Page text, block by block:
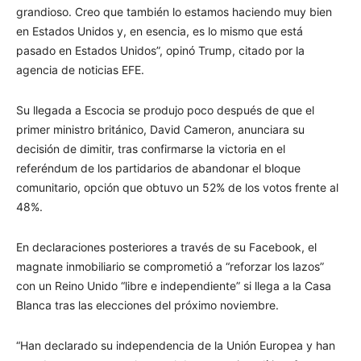
grandioso. Creo que también lo estamos haciendo muy bien
en Estados Unidos y, en esencia, es lo mismo que está
pasado en Estados Unidos”, opinó Trump, citado por la
agencia de noticias EFE.
Su llegada a Escocia se produjo poco después de que el
primer ministro británico, David Cameron, anunciara su
decisión de dimitir, tras confirmarse la victoria en el
referéndum de los partidarios de abandonar el bloque
comunitario, opción que obtuvo un 52% de los votos frente al
48%.
En declaraciones posteriores a través de su Facebook, el
magnate inmobiliario se comprometió a “reforzar los lazos”
con un Reino Unido “libre e independiente” si llega a la Casa
Blanca tras las elecciones del próximo noviembre.
“Han declarado su independencia de la Unión Europea y han